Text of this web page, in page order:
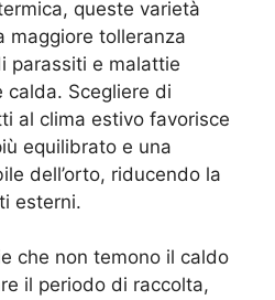
queste varietà
maggiore tolleranza
parassiti e malattie
Scegliere di
al clima estivo favorisce
equilibrato e una
dell’orto, riducendo la
esterni.
che non temono il caldo
il periodo di raccolta,